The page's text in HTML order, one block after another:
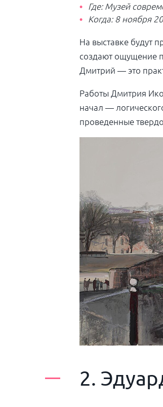
Где:Музей
Когда: 8 ноября
На выставке будут
создают ощущение
Дмитрий — это
Работы Дмитрия
начал —
проведенные
2.